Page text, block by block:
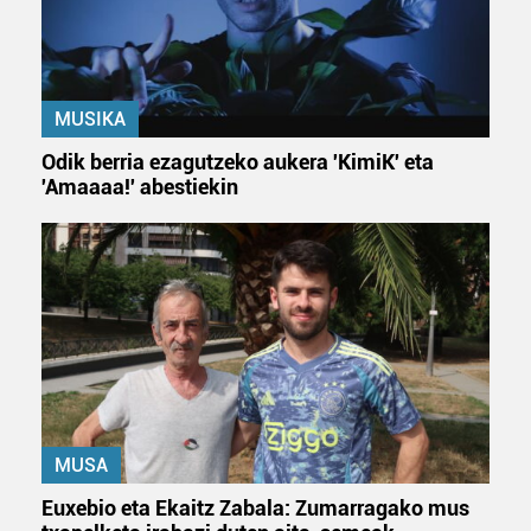
MUSIKA
Odik berria ezagutzeko aukera 'KimiK' eta
'Amaaaa!' abestiekin
MUSA
Euxebio eta Ekaitz Zabala: Zumarragako mus